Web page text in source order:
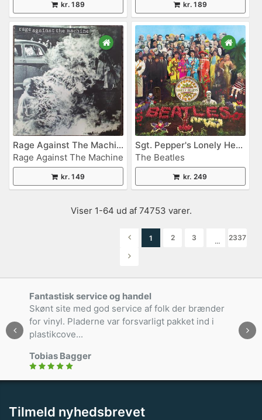
kr. 189 kr. 189
Rage Against The Machine
Rage Against The Machine
kr. 149
Sgt. Pepper's Lonely Hearts Club Band
The Beatles
kr. 249
Viser 1-64 ud af 74753 varer.
1 2 3 … 2337
Fantastisk service og handel
Skønt site med god service af folk der brænder
for vinyl. Pladerne var forsvarligt pakket ind i
plastikcove...
Tobias Bagger
Tilmeld nyhedsbrevet